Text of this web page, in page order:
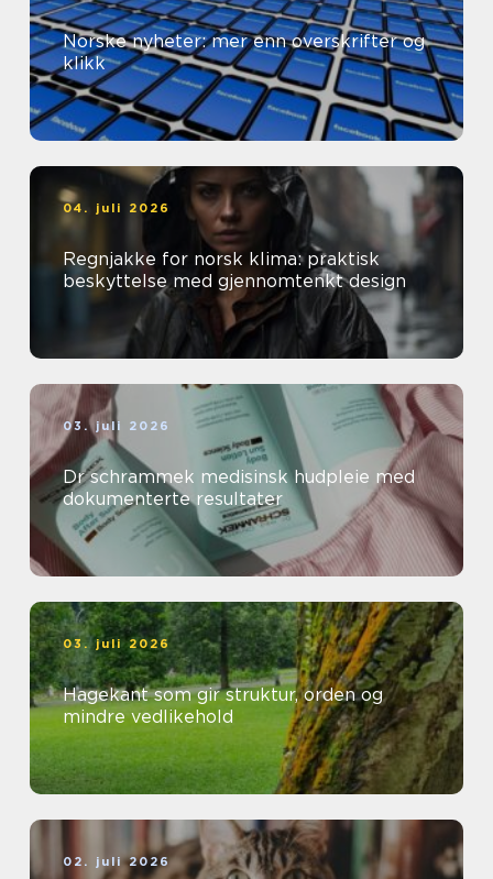
Norske nyheter: mer enn overskrifter og
klikk
04. juli 2026
Regnjakke for norsk klima: praktisk
beskyttelse med gjennomtenkt design
03. juli 2026
Dr schrammek medisinsk hudpleie med
dokumenterte resultater
03. juli 2026
Hagekant som gir struktur, orden og
mindre vedlikehold
02. juli 2026